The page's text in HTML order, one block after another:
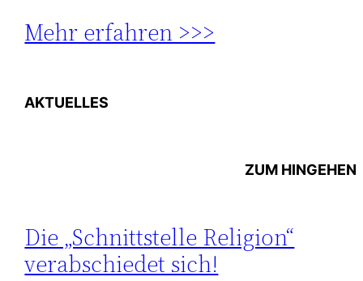
Mehr erfahren >>>
AKTUELLES
ZUM HINGEHEN
Die „Schnittstelle Religion“
verabschiedet sich!